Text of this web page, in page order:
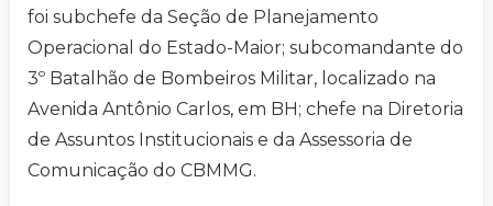
foi subchefe da Seção de Planejamento
Operacional do Estado-Maior; subcomandante do
3º Batalhão de Bombeiros Militar, localizado na
Avenida Antônio Carlos, em BH; chefe na Diretoria
de Assuntos Institucionais e da Assessoria de
Comunicação do CBMMG.